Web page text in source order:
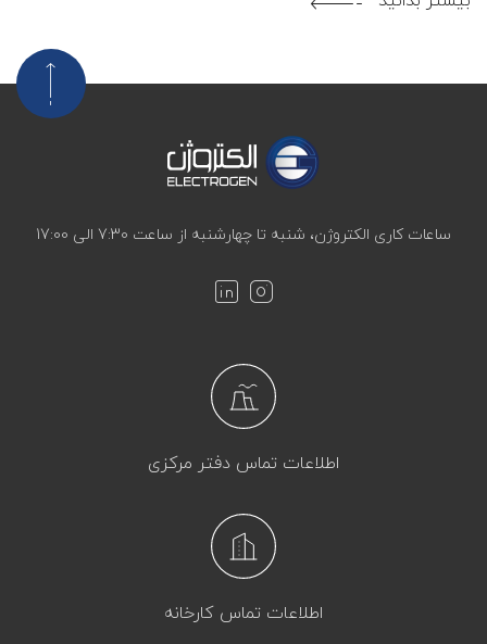
ساعات کاری الکتروژن، شنبه تا چهارشنبه از ساعت 7:30 الی 17:00
اطلاعات تماس دفتر مرکزی
اطلاعات تماس کارخانه